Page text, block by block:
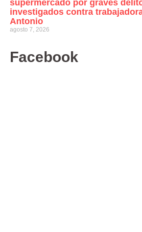
supermercado por graves
investigados contra
Antonio
agosto 7, 2026
Facebook